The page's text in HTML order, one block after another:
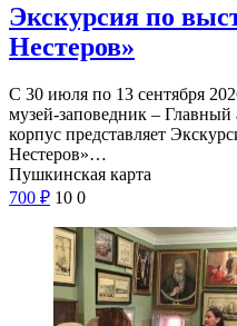
Экскурсия по
Нестеров»
С 30 июля по 13 сентября
музей-заповедник –
корпус представляет
Нестеров»…
Пушкинская карта
700 ₽ 10 0